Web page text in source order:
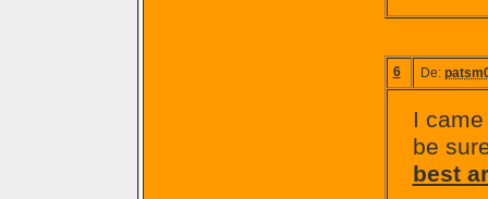
6 De:
I
be
best